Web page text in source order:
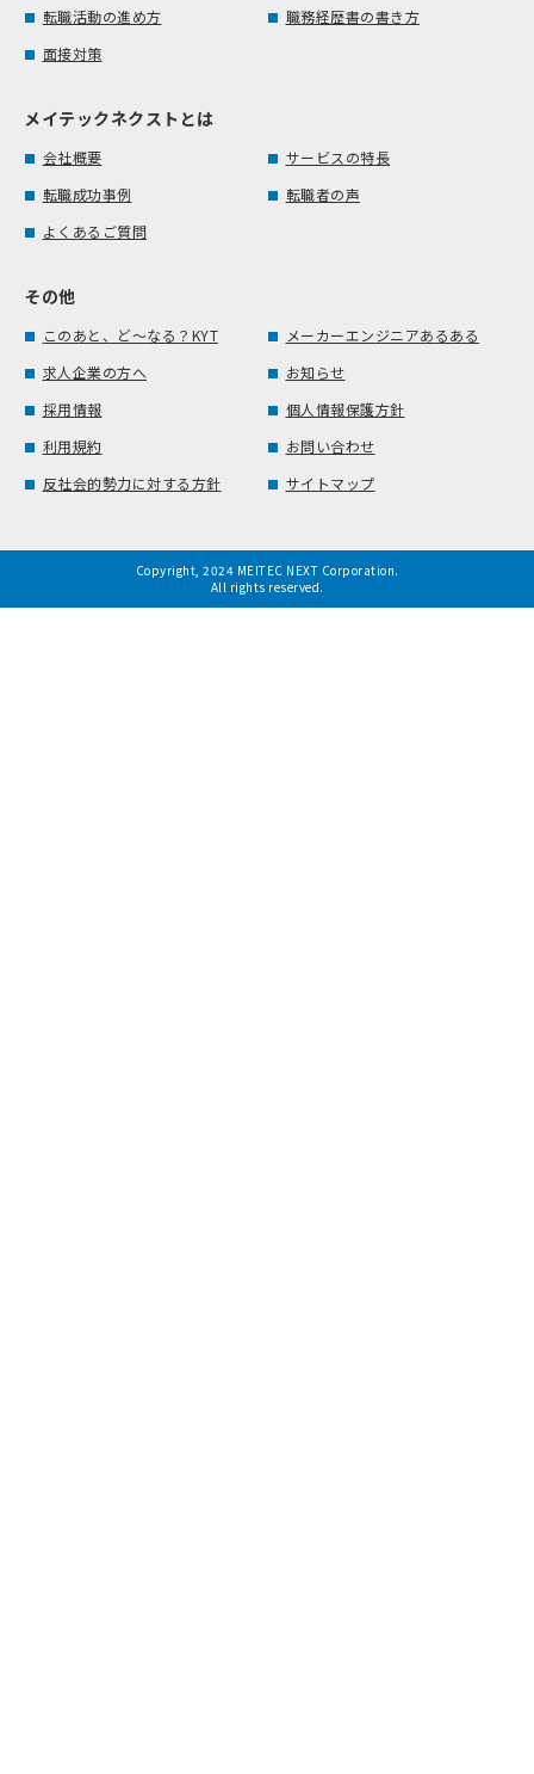
転職活動の進め方
職務経歴書の書き方
面接対策
メイテックネクストとは
会社概要
サービスの特長
転職成功事例
転職者の声
よくあるご質問
その他
このあと、ど～なる？KYT
メーカーエンジニアあるある
求人企業の方へ
お知らせ
採用情報
個人情報保護方針
利用規約
お問い合わせ
反社会的勢力に対する方針
サイトマップ
Copyright, 2024 MEITEC NEXT Corporation.
All rights reserved.